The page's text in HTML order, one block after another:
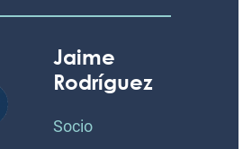
Jaime
Rodríguez
Socio